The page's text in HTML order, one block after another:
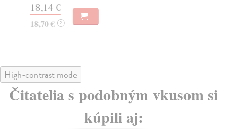
18,14 €
18,70 € ?
High-contrast mode
Čitatelia s podobným vkusom si
kúpili aj: